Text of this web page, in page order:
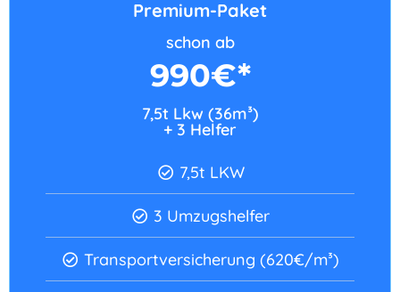
Premium-Paket
schon ab
990€*
7,5t Lkw (36m³)
+ 3 Helfer​
7,5t LKW
3 Umzugshelfer
Transportversicherung (620€/m³)